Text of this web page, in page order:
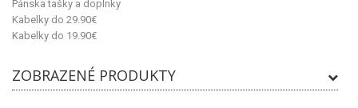
Pánska tašky a doplnky
Kabelky do 29.90€
Kabelky do 19.90€
ZOBRAZENÉ PRODUKTY